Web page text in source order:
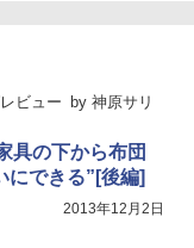
ビュー by 神原サリ
具の下から布団
にできる”[後編]
2013年12月2日